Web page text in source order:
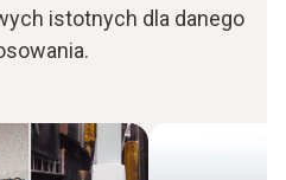
istotnych dla danego